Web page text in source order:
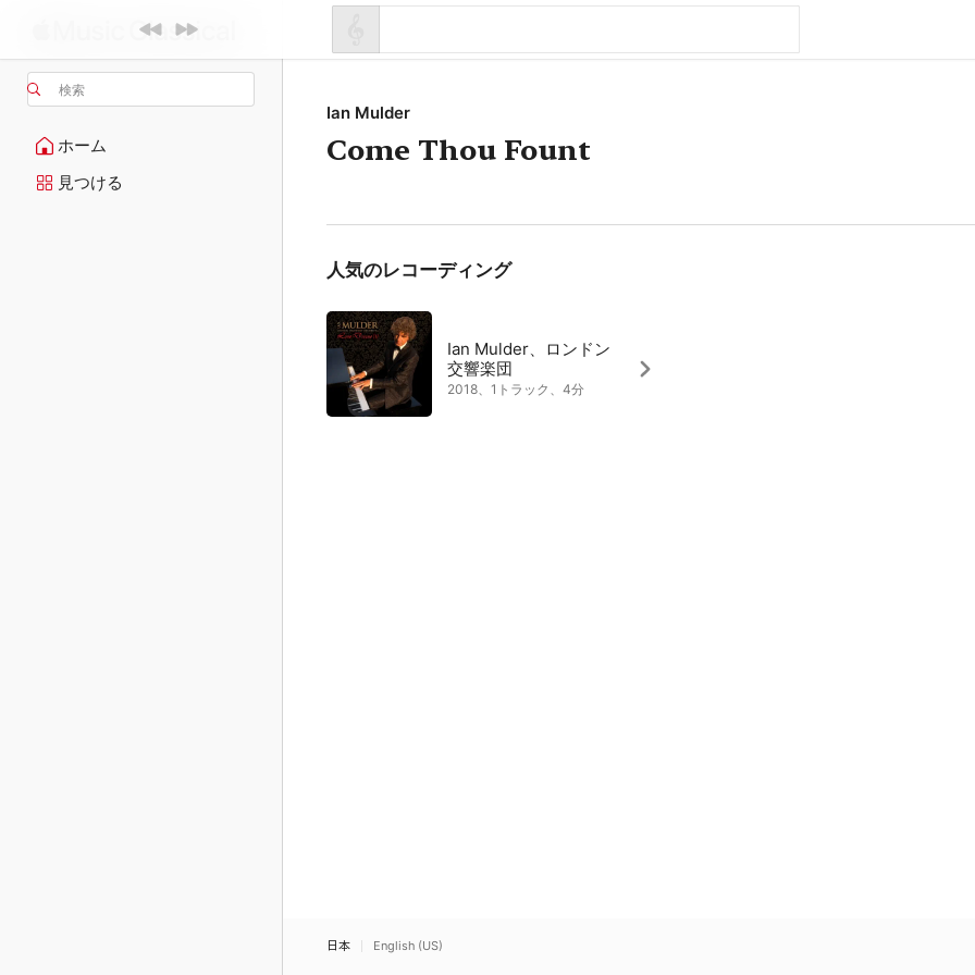
検索
ホーム
見つける
Ian Mulder
Come Thou Fount
人気のレコーディング
Ian Mulder、ロンドン
交響楽団
2018、1トラック、4分
日本 English (US)